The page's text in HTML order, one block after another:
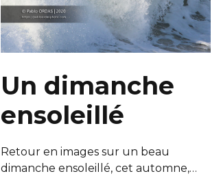
Un dimanche
ensoleillé
Retour en images sur un beau
dimanche ensoleillé, cet automne,…